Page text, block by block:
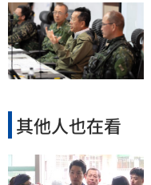
其他人也在看